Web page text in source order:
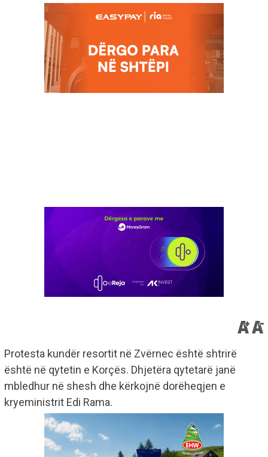
Protesta kundër resortit në Zvërnec është shtrirë
është në qytetin e Korçës. Dhjetëra qytetarë janë
mbledhur në shesh dhe kërkojnë dorëheqjen e
kryeministrit Edi Rama.